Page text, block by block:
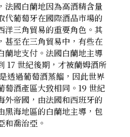
法國白蘭地因為高酒精含量
代葡萄牙在國際酒品市場的
洋三角貿易的重要角色。其
甚至在三角貿易中，有些在
蘭地支付。法國白蘭地主導
17 世紀後期，才被蘭姆酒所
透過葡萄酒蒸餾，因此世界
萄酒產區大致相同。19 世紀
外帝國，由法國和西班牙的
黑海地區的白蘭地主導，包
和喬治亞。